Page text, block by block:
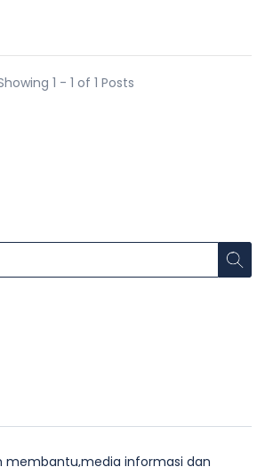
1 - 1 of 1 Posts
membantu,media informasi dan